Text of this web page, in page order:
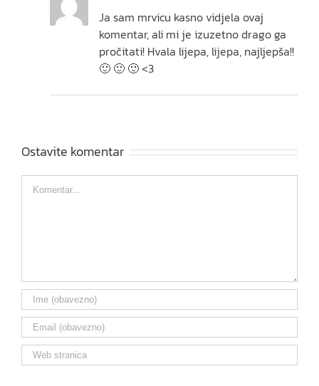
Ja sam mrvicu kasno vidjela ovaj
komentar, ali mi je izuzetno drago ga
pročitati! Hvala lijepa, lijepa, najljepša!!
🙂 🙂 🙂 <3
Ostavite komentar
Comment